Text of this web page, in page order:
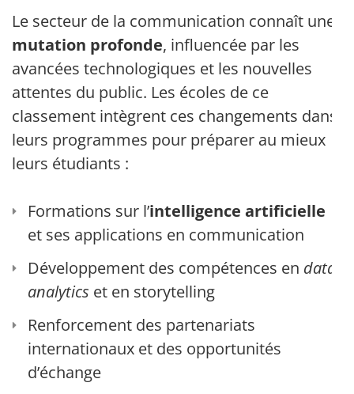
Le secteur de la communication connaît une
mutation profonde, influencée par les
avancées technologiques et les nouvelles
attentes du public. Les écoles de ce
classement intègrent ces changements dans
leurs programmes pour préparer au mieux
leurs étudiants :
Formations sur l’intelligence artificielle
et ses applications en communication
Développement des compétences en data
analytics et en storytelling
Renforcement des partenariats
internationaux et des opportunités
d’échange